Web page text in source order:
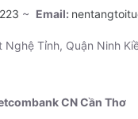
~ Email:
Nghệ Tỉnh, Quận Ninh
CN Cần Thơ